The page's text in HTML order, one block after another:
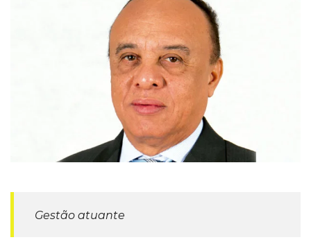
Gestão atuante